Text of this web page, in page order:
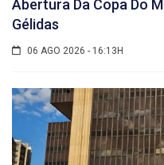
Abertura Da Copa Do
Gélidas
06 AGO 2026 - 16:13H